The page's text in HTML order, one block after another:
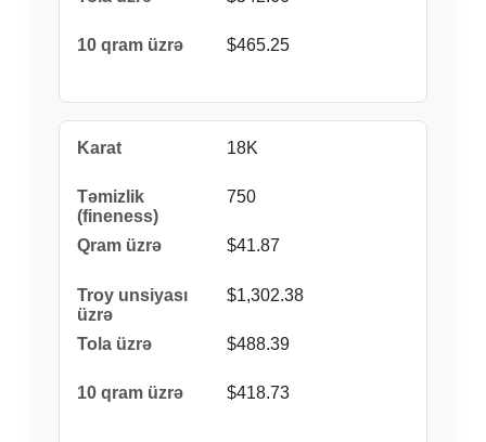
$465.25
18K
750
$41.87
$1,302.38
$488.39
$418.73